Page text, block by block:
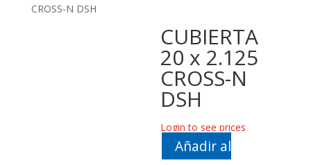
CROSS-N DSH
CUBIERTA
20 x 2.125
CROSS-N
DSH
Login to see prices
Añadir al